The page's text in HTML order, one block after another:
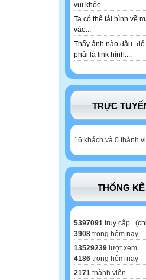
vui khỏe...
Ta có thể tải hình về
vào...
Thấy ảnh nào đâu-
phải là link hình....
TRỰC
16 khách và 0 thành
THỐNG KÊ
5397091 truy cập (
3908 trong hôm nay
13529239 lượt xem
4186 trong hôm nay
2171 thành viên